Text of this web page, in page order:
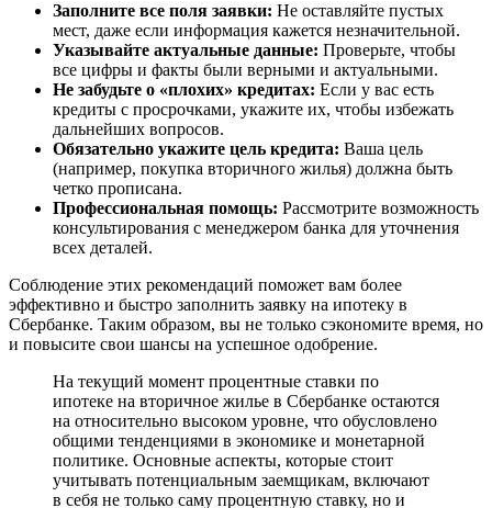
Заполните все поля заявки: Не оставляйте пустых
мест, даже если информация кажется незначительной.
Указывайте актуальные данные: Проверьте, чтобы
все цифры и факты были верными и актуальными.
Не забудьте о «плохих» кредитах: Если у вас есть
кредиты с просрочками, укажите их, чтобы избежать
дальнейших вопросов.
Обязательно укажите цель кредита: Ваша цель
(например, покупка вторичного жилья) должна быть
четко прописана.
Профессиональная помощь: Рассмотрите возможность
консультирования с менеджером банка для уточнения
всех деталей.
Соблюдение этих рекомендаций поможет вам более
эффективно и быстро заполнить заявку на ипотеку в
Сбербанке. Таким образом, вы не только сэкономите время, но
и повысите свои шансы на успешное одобрение.
На текущий момент процентные ставки по
ипотеке на вторичное жилье в Сбербанке остаются
на относительно высоком уровне, что обусловлено
общими тенденциями в экономике и монетарной
политике. Основные аспекты, которые стоит
учитывать потенциальным заемщикам, включают
в себя не только саму процентную ставку, но и